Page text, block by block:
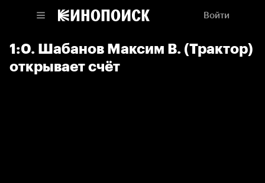
Войти
1:0. Шабанов Максим В. (Трактор)
открывает счёт